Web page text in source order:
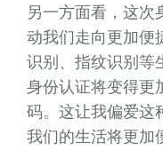
另一方面看，这
动我们走向更加便
识别、指纹识别等
身份认证将变得更
码。这让我偏爱这
我们的生活将更加